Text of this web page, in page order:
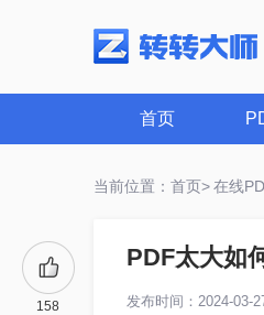
首页
当前位置：首页> 在线
158
PDF太大如
发布时间：2024-03-